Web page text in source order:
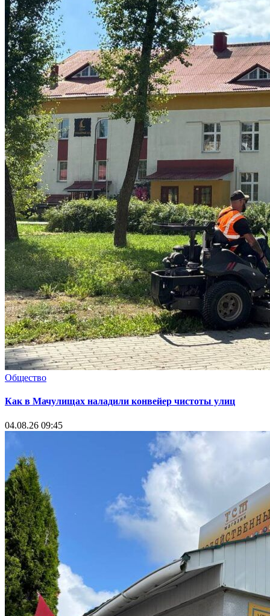
Общество
Как в Мачулищах наладили конвейер чистоты улиц
04.08.26 09:45